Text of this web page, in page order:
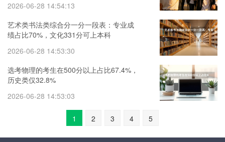
2026-06-28 14:54:13
艺术类书法类综合分一分一段表：专业成
绩占比70%，文化331分可上本科
2026-06-28 14:53:30
选考物理的考生在500分以上占比67.4%，
历史类仅32.8%
2026-06-28 14:53:03
1 2 3 4 5